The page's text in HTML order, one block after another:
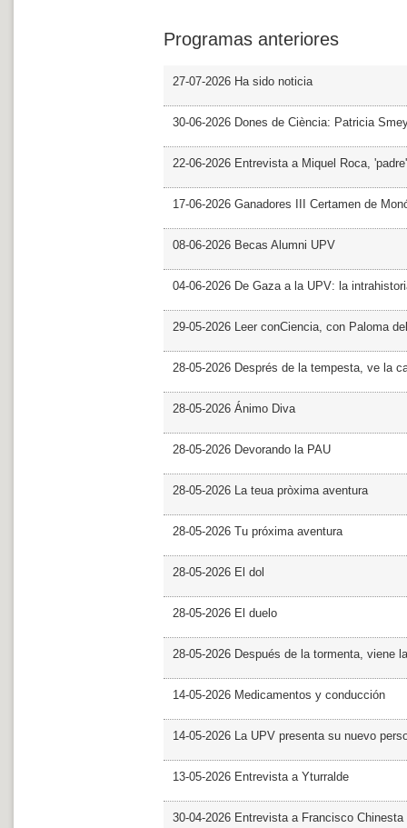
Programas anteriores
27-07-2026 Ha sido noticia
30-06-2026 Dones de Ciència: Patricia
22-06-2026 Entrevista a Miquel Roca,
17-06-2026 Ganadores III Certamen de
08-06-2026 Becas Alumni UPV
04-06-2026 De Gaza a la UPV: la
29-05-2026 Leer conCiencia, con Paloma
28-05-2026 Després de la tempesta, ve la
28-05-2026 Ánimo Diva
28-05-2026 Devorando la PAU
28-05-2026 La teua pròxima aventura
28-05-2026 Tu próxima aventura
28-05-2026 El dol
28-05-2026 El duelo
28-05-2026 Después de la tormenta, viene
14-05-2026 Medicamentos y conducción
14-05-2026 La UPV presenta su nuevo
13-05-2026 Entrevista a Yturralde
30-04-2026 Entrevista a Francisco Chinesta